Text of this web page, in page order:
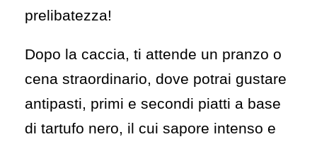
prelibatezza!
Dopo la caccia, ti attende un pranzo o
cena straordinario, dove potrai gustare
antipasti, primi e secondi piatti a base
di tartufo nero, il cui sapore intenso e